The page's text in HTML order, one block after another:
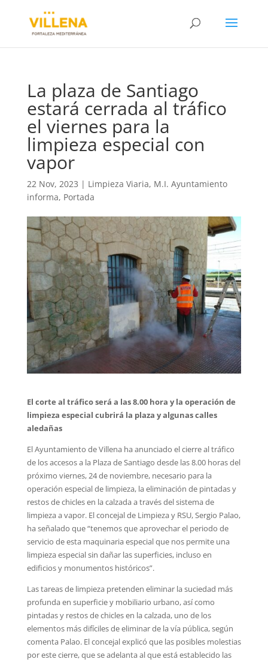
La plaza de Santiago
estará cerrada al tráfico
el viernes para la
limpieza especial con
vapor
22 Nov, 2023 | Limpieza Viaria, M.I. Ayuntamiento
informa, Portada
El corte al tráfico será a las 8.00 hora y la operación de
limpieza especial cubrirá la plaza y algunas calles
aledañas
El Ayuntamiento de Villena ha anunciado el cierre al tráfico
de los accesos a la Plaza de Santiago desde las 8.00 horas del
próximo viernes, 24 de noviembre, necesario para la
operación especial de limpieza, la eliminación de pintadas y
restos de chicles en la calzada a través del sistema de
limpieza a vapor. El concejal de Limpieza y RSU, Sergio Palao,
ha señalado que “tenemos que aprovechar el periodo de
servicio de esta maquinaria especial que nos permite una
limpieza especial sin dañar las superficies, incluso en
edificios y monumentos históricos”.
Las tareas de limpieza pretenden eliminar la suciedad más
profunda en superficie y mobiliario urbano, así como
pintadas y restos de chicles en la calzada, uno de los
elementos más difíciles de eliminar de la vía pública, según
comenta Palao. El concejal explicó que las posibles molestias
por este cierre, que se adelanta al que está establecido las